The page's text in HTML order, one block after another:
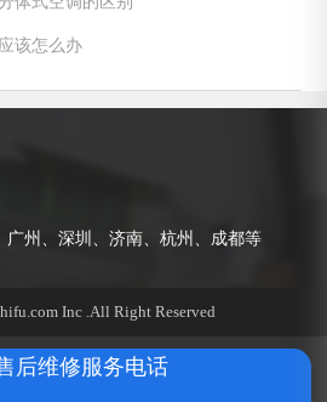
该怎么办
广州、深圳、济南、杭州、成都等
Inc .All Right Reserved
后维修服务电话